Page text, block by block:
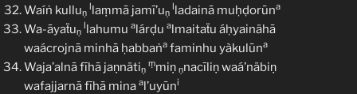
Waíṅ kulluṇ
llaṃmā jamī’uṇ
lladainā muḥḍorūna
Wa-āyaẗuṇ
llahumu alárḍu almaitaẗu áḥyainähā
waácrojnā minhā ḥabbaṅa faminhu yàkulūna
Waja’alnā fīhā jaṇnätiṇ
ṃmiṇ ṇnacīliṇ waá’näbiṇ
wafajjarnā fīhā mina al’uyūni